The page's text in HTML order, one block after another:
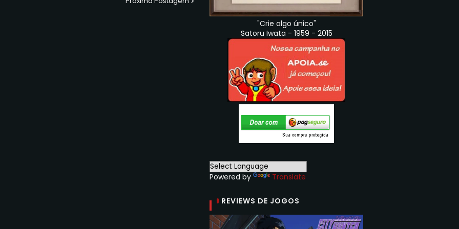
"Crie algo único"
Satoru Iwata - 1959 - 2015
Powered by Translate
REVIEWS DE JOGOS